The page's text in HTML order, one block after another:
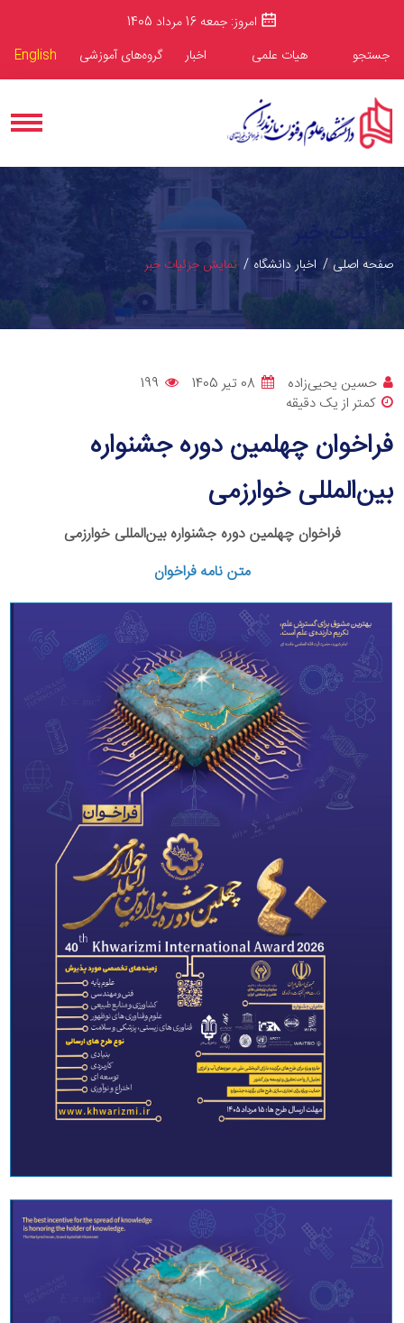
امروز: جمعه 16 مرداد 1405
جستجو
هیات علمی اخبار گروه‌های آموزشی English
جزئیات خبر
صفحه اصلی اخبار دانشگاه نمایش جزئیات خبر
حسین یحیی‌زاده 08 تیر 1405
199
کمتر از یک دقیقه
فراخوان چهلمین دوره جشنواره
بین‌المللی خوارزمی
فراخوان چهلمین دوره جشنواره بین‌المللی خوارزمی
متن نامه فراخوان